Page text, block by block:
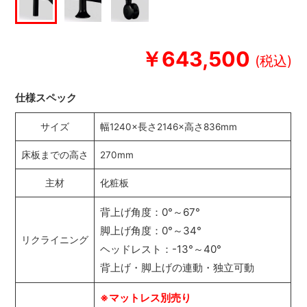
￥643,500
仕様スペック
サイズ 幅1240×長さ2146×高さ836mm
床板までの高さ 270mm
主材 化粧板
リクライニング
背上げ角度：0°～67°
脚上げ角度：0°～34°
ヘッドレスト：-13°～40°
背上げ・脚上げの連動・独立可動
※マットレス別売り